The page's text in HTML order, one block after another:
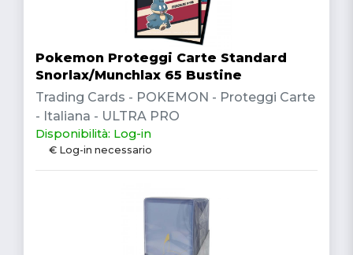
Pokemon Proteggi Carte Standard
Snorlax/Munchlax 65 Bustine
Trading Cards - POKEMON - Proteggi Carte
- Italiana - ULTRA PRO
Disponibilità: Log-in
€ Log-in necessario